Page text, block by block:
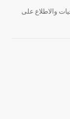
والاطلاع على